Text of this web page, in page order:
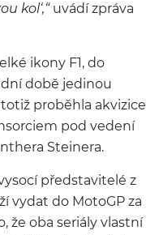
kol‘,“ uvádí zpráva
ikony F1, do
době jedinou
proběhla akvizice
pod vedení
Steinera.
představitelé z
vydat do MotoGP za
že oba seriály vlastní